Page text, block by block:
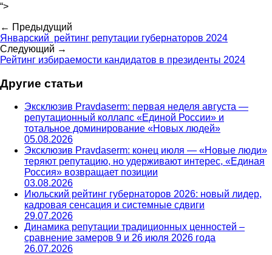
“>
← Предыдущий
Январский рейтинг репутации губернаторов 2024
Следующий →
Рейтинг избираемости кандидатов в президенты 2024
Другие статьи
Эксклюзив Pravdaserm: первая неделя августа —
репутационный коллапс «Единой России» и
тотальное доминирование «Новых людей»
05.08.2026
Эксклюзив Pravdaserm: конец июля — «Новые люди»
теряют репутацию, но удерживают интерес, «Единая
Россия» возвращает позиции
03.08.2026
Июльский рейтинг губернаторов 2026: новый лидер,
кадровая сенсация и системные сдвиги
29.07.2026
Динамика репутации традиционных ценностей –
сравнение замеров 9 и 26 июля 2026 года
26.07.2026